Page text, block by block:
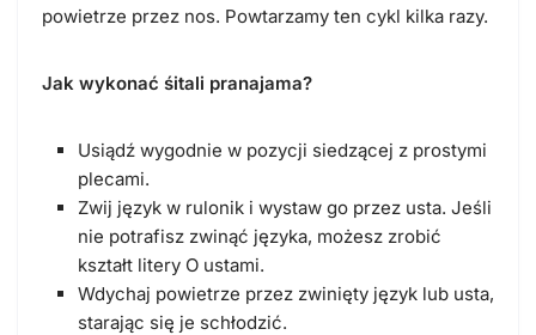
powietrze przez nos. Powtarzamy ten cykl kilka razy.
Jak wykonać śitali pranajama?
Usiądź wygodnie w pozycji siedzącej z prostymi
plecami.
Zwij język w rulonik i wystaw go przez usta. Jeśli
nie potrafisz zwinąć języka, możesz zrobić
kształt litery O ustami.
Wdychaj powietrze przez zwinięty język lub usta,
starając się je schłodzić.